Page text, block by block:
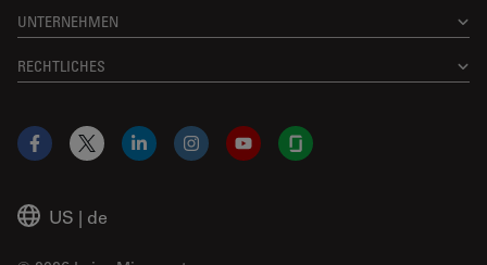
UNTERNEHMEN
RECHTLICHES
US | de
Facebook
X LinkedInInstagramYouTubeGlassdoor